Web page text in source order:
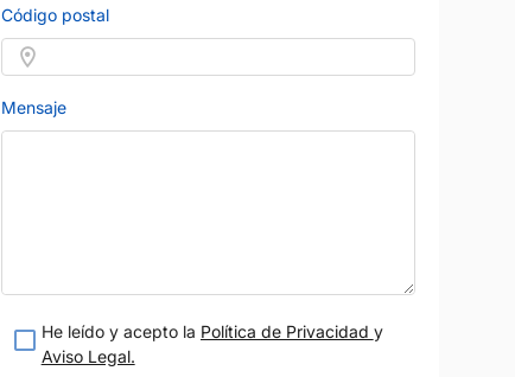
Código postal
Mensaje
He leído y acepto la Política de Privacidad y
Aviso Legal.